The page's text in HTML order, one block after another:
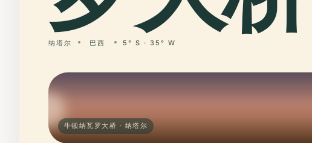
纳塔尔 巴西 5° S · 35° W
牛顿纳瓦罗大桥 · 纳塔尔